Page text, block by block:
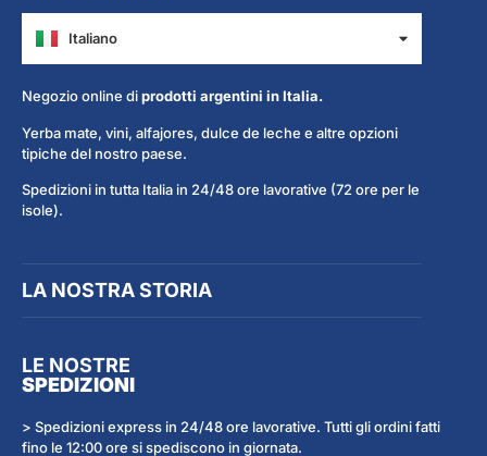
Italiano
Español
Negozio online diprodotti argentini in Italia.
Yerba mate, vini, alfajores, dulce de leche e altre opzioni
tipiche del nostro paese.
Spedizioni in tutta Italia in 24/48 ore lavorative (72 ore per le
isole).
LA NOSTRA STORIA
LE NOSTRE
SPEDIZIONI
> Spedizioni express in 24/48 ore lavorative. Tutti gli ordini fatti
fino le 12:00 ore si spediscono in giornata.